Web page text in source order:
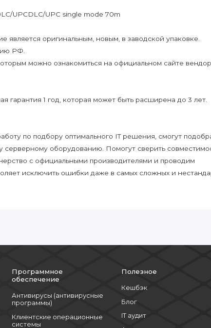
UPCDLC/UPC single mode 70m
является оригинальным, новым, в заводской упаковке.
РФ.
можно ознакомиться на официальном сайте
гарантия 1 год, которая может быть расширена до 3 лет.
по подбору оптимального IT решения, смогут
оборудованию. Помогут сверить
с официальными производителями и проводим
исключить ошибки даже в самых сложных и
Программное
обеспечение
Антивирусы (антивирусные
программы)
Клиентские операционные
системы
Полезное
Кешбэк
Блог
IT аудит